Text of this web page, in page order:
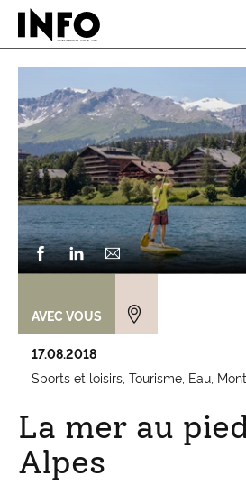
AVEC VOUS
17.08.2018
Sports et loisirs Tourisme Eau
La mer au
Alpes